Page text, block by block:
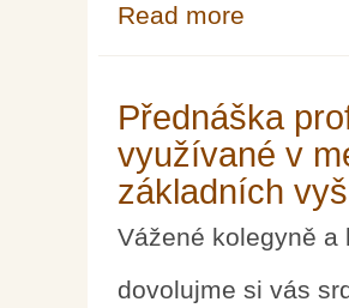
Read more
Přednáška
využívané v
základních
Vážené kolegyně a
dovolujme si vás